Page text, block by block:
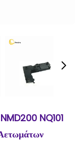
NQ101